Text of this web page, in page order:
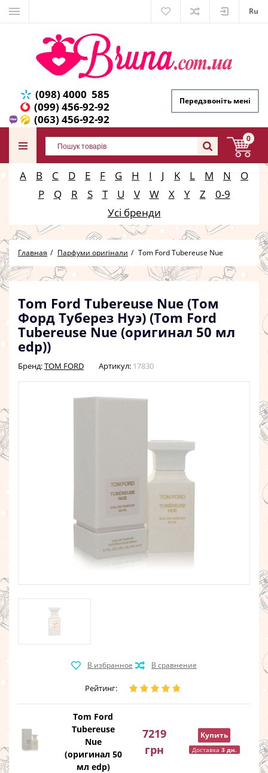
Ru
(098) 4000 585
(099) 456-92-92
(063) 456-92-92
Передзвоніть мені
0
A B C D E F G H I J K L M N
O
P
Q R S T U V W X Y Z
0-9
Усі бренди
Главная Парфуми оригінали Tom Ford Tubereuse Nue
Tom Ford Tubereuse Nue (Том
Форд Туберез Нуэ) (Tom Ford
Tubereuse Nue (оригинал 50 мл
edp))
Бренд:TOM FORD Артикул: 17830
Рейтинг:
Tom Ford
Tubereuse
Nue
(оригинал 50
мл edp)
7219
грн
Купить
Доставка 3 дн.